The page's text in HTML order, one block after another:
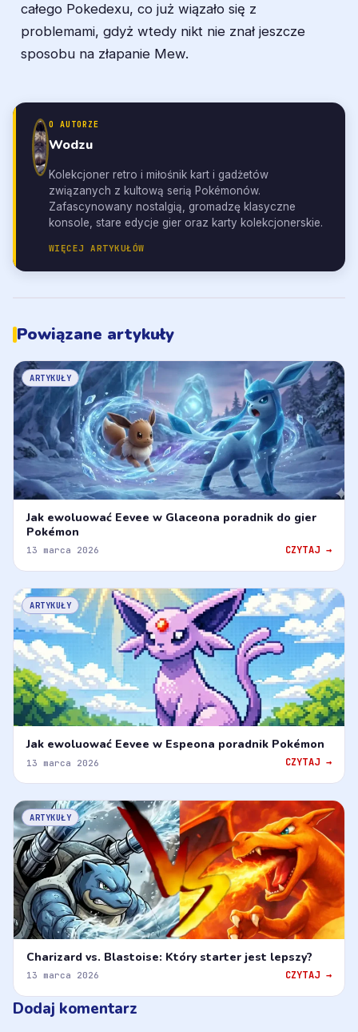
całego Pokedexu, co już wiązało się z
problemami, gdyż wtedy nikt nie znał jeszcze
sposobu na złapanie Mew.
O AUTORZE
Wodzu
Kolekcjoner retro i miłośnik kart i gadżetów
związanych z kultową serią Pokémonów.
Zafascynowany nostalgią, gromadzę klasyczne
konsole, stare edycje gier oraz karty kolekcjonerskie.
WIĘCEJ ARTYKUŁÓW
Powiązane artykuły
ARTYKUŁY
Jak ewoluować Eevee w Glaceona poradnik do gier
Pokémon
13 marca 2026 CZYTAJ →
ARTYKUŁY
Jak ewoluować Eevee w Espeona poradnik Pokémon
13 marca 2026 CZYTAJ →
ARTYKUŁY
Charizard vs. Blastoise: Który starter jest lepszy?
13 marca 2026 CZYTAJ →
Dodaj komentarz